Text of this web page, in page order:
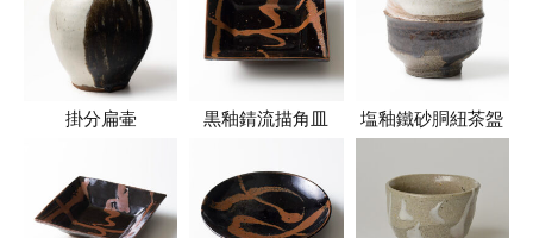
掛分扁壷 黒釉錆流描角皿 塩釉鐵砂胴紐茶盌